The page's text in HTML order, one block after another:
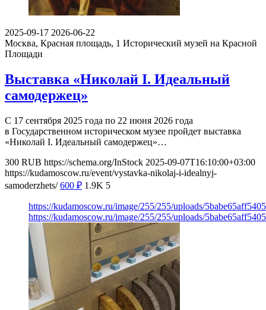
2025-09-17 2026-06-22
Москва, Красная площадь, 1 Исторический музей на Красной
Площади
Выставка «Николай I. Идеальный
самодержец»
С 17 сентября 2025 года по 22 июня 2026 года
в Государственном историческом музее пройдет выставка
«Николай I. Идеальный самодержец»…
300 RUB https://schema.org/InStock 2025-09-07T16:10:00+03:00
https://kudamoscow.ru/event/vystavka-nikolaj-i-idealnyj-
samoderzhets/ 600 ₽ 1.9K 5
https://kudamoscow.ru/image/255/255/uploads/
https://kudamoscow.ru/image/255/255/uploads/